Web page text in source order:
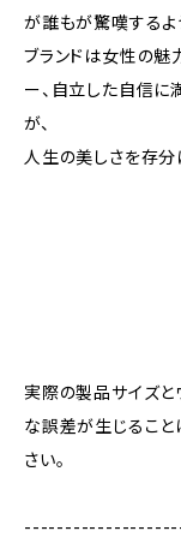
が誰もが驚嘆するよ
ブランドは女性の魅
ー、自立した自信に
が、
人生の美しさを存分
実際の製品サイズと
な誤差が生じること
さい。